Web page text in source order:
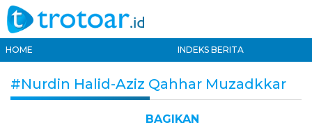
HOME INDEKS BERITA
#Nurdin Halid-Aziz Qahhar Muzadkkar
BAGIKAN